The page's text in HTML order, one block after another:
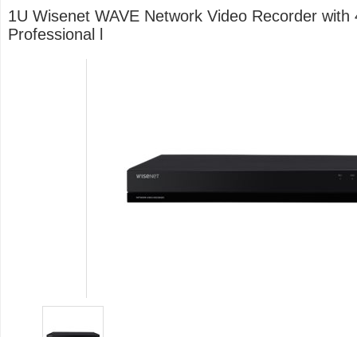
1U Wisenet WAVE Network Video Recorder with
Professional l